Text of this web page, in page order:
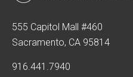
555 Capitol Mall #460
Sacramento, CA 95814
916.441.7940